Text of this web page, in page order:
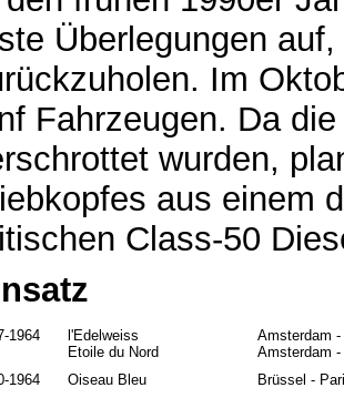
Überlegungen
Im
Fahrzeugen. Da
wurden,
aus einem
Class-50
1964
l'Edelweiss
Etoile du Nord
Amsterdam -
Amsterdam
1964
Oiseau Bleu
Brüssel -